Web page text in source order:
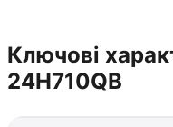
Ключові
24H710QB